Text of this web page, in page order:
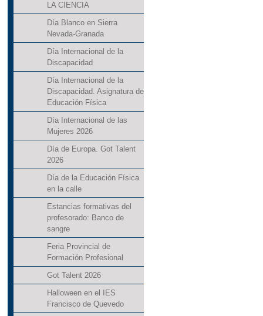
LA CIENCIA
Día Blanco en Sierra
Nevada-Granada
Día Internacional de la
Discapacidad
Día Internacional de la
Discapacidad. Asignatura de
Educación Física
Día Internacional de las
Mujeres 2026
Día de Europa. Got Talent
2026
Día de la Educación Física
en la calle
Estancias formativas del
profesorado: Banco de
sangre
Feria Provincial de
Formación Profesional
Got Talent 2026
Halloween en el IES
Francisco de Quevedo